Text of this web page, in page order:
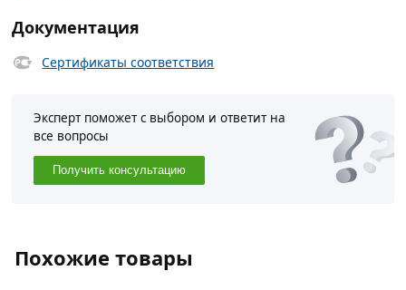
Документация
Сертификаты соответствия
Эксперт поможет с выбором и ответит на
все вопросы
Получить консультацию
Похожие товары